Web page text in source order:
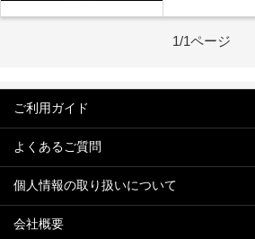
1/1ページ
ご利用ガイド
よくあるご質問
個人情報の取り扱いについて
会社概要